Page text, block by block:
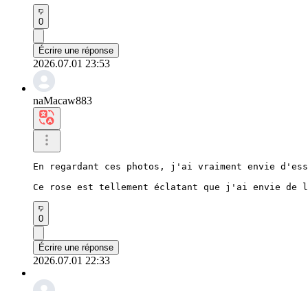
0
Écrire une réponse
2026.07.01 23:53
naMacaw883
En regardant ces photos, j'ai vraiment envie
Ce rose est tellement éclatant que j'ai envie de
0
Écrire une réponse
2026.07.01 22:33